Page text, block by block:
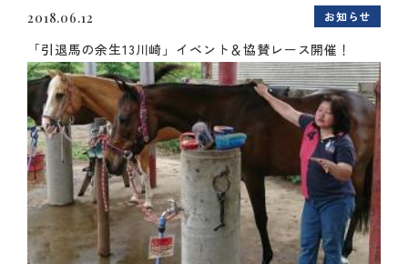
2018.06.12 お知らせ
「引退馬の余生13川崎」イベント＆協賛レース開催！